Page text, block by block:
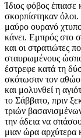
Ίδιος φόβος έπιασε
σκορπίστηκαν
μαύρο ουρανό
κάνει. Εμπρός στο
και οι στρατιώτες
σταυρωμένους
έστρεφε κατά τη
σκότωσαν τον αθώο
και μολυνθεί η
το Σάββατο, πριν
τριών
την άδεια να
μιαν ώρα αρχύτερα